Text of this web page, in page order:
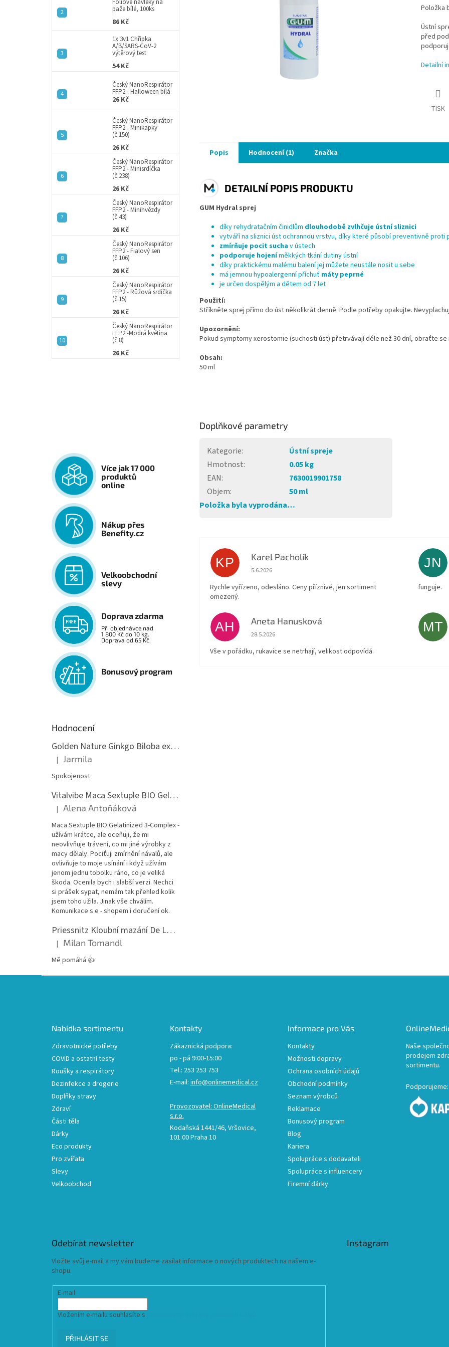
paže bílé, 100ks
86 Kč
1x 3v1 Chřipka
A/B/SARS-CoV-2
výtěrový test
54 Kč
Český NanoRespirátor
FFP2 - Halloween bílá
26 Kč
Český NanoRespirátor
FFP2 - Minikapky
(č.150)
26 Kč
Český NanoRespirátor
FFP2 - Minisrdíčka
(č.238)
26 Kč
Český NanoRespirátor
FFP2 - Minihvězdy
(č.43)
26 Kč
Český NanoRespirátor
FFP2 - Fialový sen
(č.106)
26 Kč
Český NanoRespirátor
FFP2 - Růžová srdíčka
(č.15)
26 Kč
Český NanoRespirátor
FFP2 -Modrá květina
(č.8)
26 Kč
Více jak 17 000
produktů
online
Nákup přes
Benefity.cz
Velkoobchodní
slevy
Doprava zdarma
Při objednávce nad
1 800 Kč do 10 kg.
Doprava od 65 Kč.
Bonusový program
Hodnocení
Golden Nature Ginkgo Biloba extrakt 50:1 60mg, 100 kapslí
Hodnocení produktu je 5 z 5 hvězdiček.
| Jarmila
Spokojenost
Vitalvibe Maca Sextuple BIO Gelatinized 3-Complex, 60 kapslí
Hodnocení produktu je 5 z 5 hvězdiček.
| Alena Antoňáková
Maca Sextuple BIO Gelatinized 3-Complex -
užívám krátce, ale oceňuji, že mi
neovlivňuje trávení, co mi jiné výrobky z
macy dělaly. Pociťuji zmírnění návalů, ale
ovlivňuje to moje usínání i když užívám
jenom jednu tobolku ráno, co je veliká
škoda. Ocenila bych i slabší verzi. Nechci
si prášek sypat, nemám tak přehled kolik
jsem toho užila. Jinak vše chválím.
Komunikace s e - shopem i doručení ok.
Priessnitz Kloubní mazání De Luxe, 200ml
Hodnocení produktu je 5 z 5 hvězdiček.
| Milan Tomandl
Mě pomáhá 👍
Položka
Ústní
před
Detailní
TISK
Popis Hodnocení (1) Značka
DETAILNÍ POPIS PRODUKTU
GUM Hydral sprej
díky rehydratačním činidlům dlouhodobě zvlhčuje ústní sliznici
vytváří na sliznici úst ochrannou vrstvu, díky které působí preventivně proti
zmírňuje pocit suchav ústech
podporuje hojeníměkkých tkání dutiny ústní
díky praktickému malému balení jej můžete neustále nosit u sebe
má jemnou hypoalergenní příchuť máty peprné
je určen dospělým a dětem od 7 let
Použití:
Stříkněte sprej přímo do úst několikrát denně. Podle potřeby opakujte.
Upozornění:
Pokud symptomy xerostomie (suchosti úst) přetrvávají déle než 30 dní, obraťte
Obsah:
50 ml
Doplňkové parametry
Kategorie:
Ústní spreje
Hmotnost:
0.05 kg
EAN:
7630019901758
Objem:
50 ml
Položka byla vyprodána…
KP Karel Pacholík
Hodnocení obchodu je 4 z 5 hvězdiček.
5.6.2026
Rychle vyřízeno, odesláno. Ceny příznivé, jen sortiment
omezený.
JN
funguje.
AH Aneta Hanusková
Hodnocení obchodu je 5 z 5 hvězdiček.
28.5.2026
Vše v pořádku, rukavice se netrhají, velikost odpovídá.
MT
Nabídka sortimentu
Zdravotnické potřeby
COVID a ostatní testy
Roušky a respirátory
Dezinfekce a drogerie
Doplňky stravy
Zdraví
Části těla
Dárky
Eco produkty
Pro zvířata
Slevy
Velkoobchod
Kontakty
Zákaznická podpora:
po - pá 9:00-15:00
Tel.: 253 253 753
E-mail: info@onlinemedical.cz
Provozovatel: OnlineMedical
s.r.o.
Kodaňská 1441/46, Vršovice,
101 00 Praha 10
Informace pro Vás
Kontakty
Možnosti dopravy
Ochrana osobních údajů
Obchodní podmínky
Seznam výrobců
Reklamace
Bonusový program
Blog
Kariera
Spolupráce s dodavateli
Spolupráce s influencery
Firemní dárky
Naše
prodejem
sortimentu.
Podporujeme:
Odebírat newsletter
Vložte svůj e-mail a my vám budeme zasílat informace o nových produktech na našem e-
shopu.
E-mail
Vložením e-mailu souhlasíte s
PŘIHLÁSIT SE
Instagram